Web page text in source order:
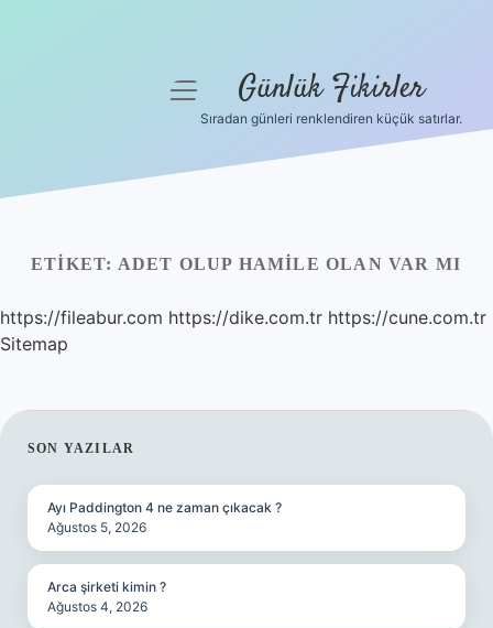
Yasal Uyarı
Hakkımızda
menüyü Günlük Fikirler
Sıradan günleri renklendiren küçük satırlar.
ETIKET: ADET OLUP HAMILE OLAN VAR MI
https://fileabur.com https://dike.com.tr https://cune.com.tr
Sitemap
SIDEBAR
SON YAZILAR
Ayı Paddington 4 ne zaman çıkacak ?
Ağustos 5, 2026
Arca şirketi kimin ?
Ağustos 4, 2026